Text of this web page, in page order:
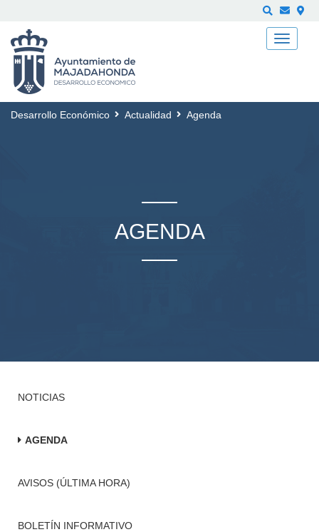
Desarrollo Económico Actualidad Agenda
AGENDA
NOTICIAS
AGENDA
AVISOS (ÚLTIMA HORA)
BOLETÍN INFORMATIVO